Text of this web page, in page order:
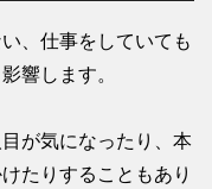
、仕事をしていても
響します。
が気になったり、本
たりすることもあり